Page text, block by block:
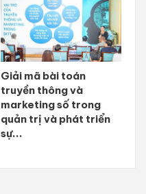
Giải mã bài toán
truyền thông và
marketing số trong
quản trị và phát triển
sự...